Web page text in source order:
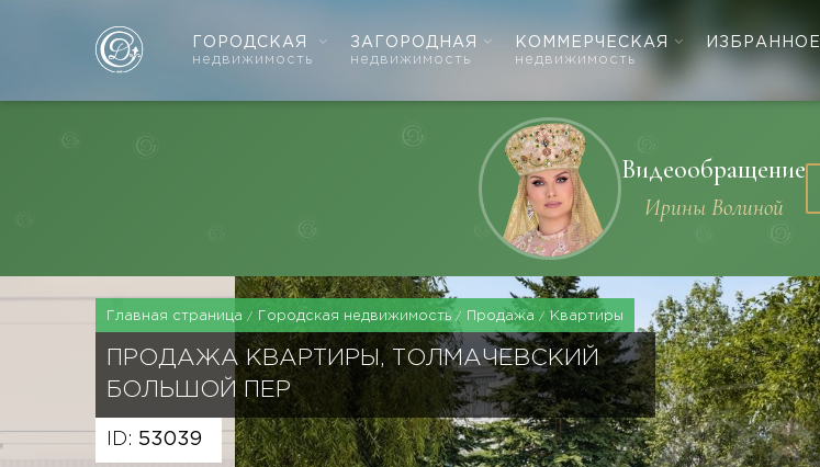
ГОРОДСКАЯ
недвижимость
ЗАГОРОДНАЯ
недвижимость
КОММЕРЧЕСКАЯ
недвижимость
ИЗБРАННОЕ
Видеообращение
Ирины Волиной
Главная страница Городская недвижимость Продажа Квартиры
ПРОДАЖА КВАРТИРЫ, ТОЛМАЧЕВСКИЙ
БОЛЬШОЙ ПЕР
ID: 53039